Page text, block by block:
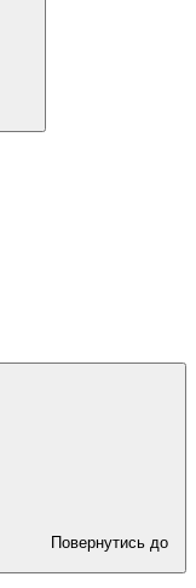
Повернутись до